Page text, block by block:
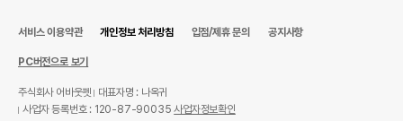
서비스 이용약관 개인정보 처리방침 입점/제휴 문의 공지사항
PC버전으로 보기
주식회사 어바웃펫
대표자명 : 나옥귀
사업자 등록번호 : 120-87-90035사업자정보확인